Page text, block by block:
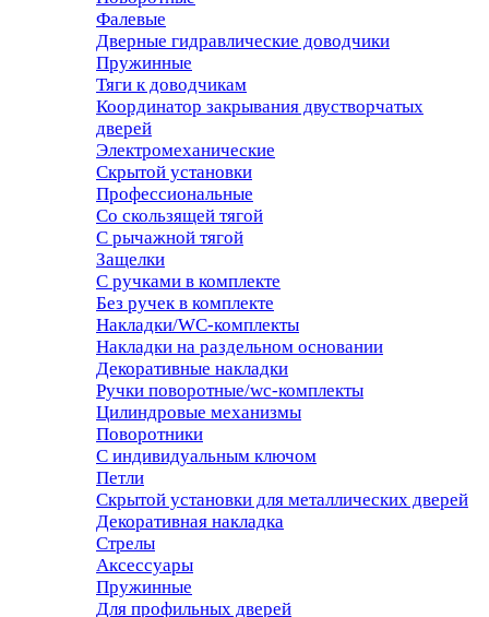
Фалевые
Дверные гидравлические доводчики
Пружинные
Тяги к доводчикам
Координатор закрывания двустворчатых
дверей
Электромеханические
Скрытой установки
Профессиональные
Со скользящей тягой
С рычажной тягой
Защелки
С ручками в комплекте
Без ручек в комплекте
Накладки/WC-комплекты
Накладки на раздельном основании
Декоративные накладки
Ручки поворотные/wc-комплекты
Цилиндровые механизмы
Поворотники
С индивидуальным ключом
Петли
Скрытой установки для металлических дверей
Декоративная накладка
Стрелы
Аксессуары
Пружинные
Для профильных дверей